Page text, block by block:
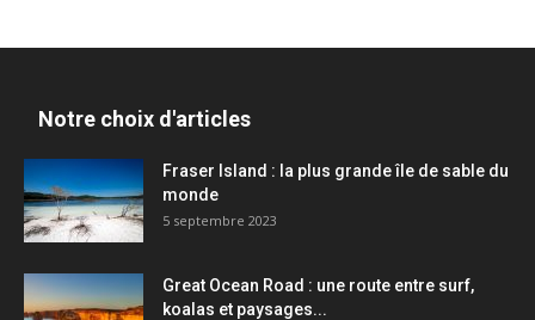
Notre choix d'articles
Fraser Island : la plus grande île de sable du
monde
5 septembre 2023
Great Ocean Road : une route entre surf,
koalas et paysages...